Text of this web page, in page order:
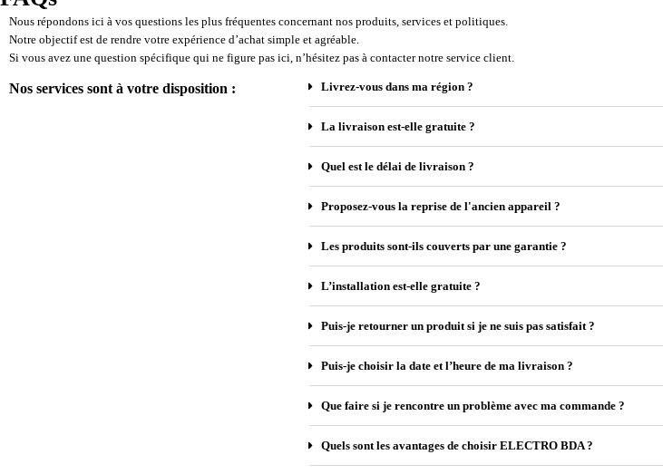
Nous répondons ici à vos questions les plus fréquentes concernant nos produits, services et politiques.
Notre objectif est de rendre votre expérience d’achat simple et agréable.
Si vous avez une question spécifique qui ne figure pas ici, n’hésitez pas à contacter notre service client.
Nos services sont à votre disposition : Livrez-vous dans ma région ?
La livraison est-elle gratuite ?
Quel est le délai de livraison ?
Proposez-vous la reprise de l'ancien appareil ?
Les produits sont-ils couverts par une garantie ?
L’installation est-elle gratuite ?
Puis-je retourner un produit si je ne suis pas satisfait ?
Puis-je choisir la date et l’heure de ma livraison ?
Que faire si je rencontre un problème avec ma commande ?
Quels sont les avantages de choisir ELECTRO BDA ?